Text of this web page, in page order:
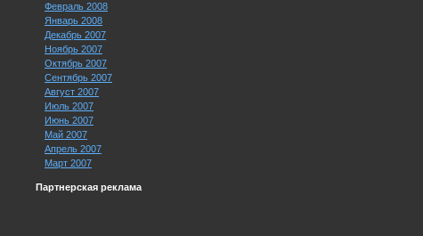
Февраль 2008
Январь 2008
Декабрь 2007
Ноябрь 2007
Октябрь 2007
Сентябрь 2007
Август 2007
Июль 2007
Июнь 2007
Май 2007
Апрель 2007
Март 2007
Партнерская реклама